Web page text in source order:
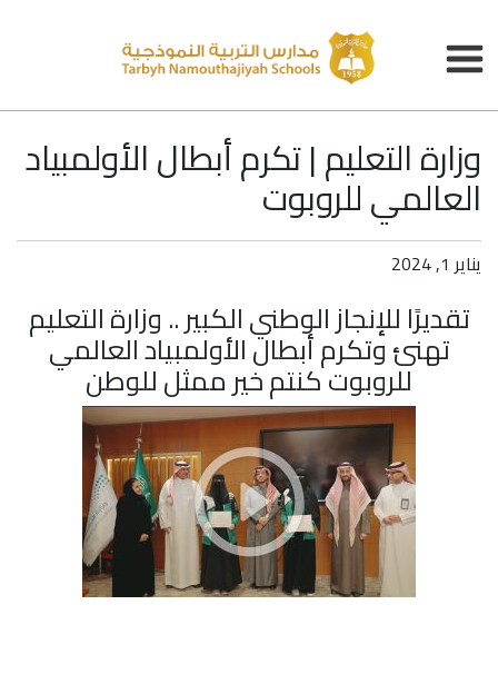
وزارة التعليم | تكرم أبطال الأولمبياد
العالمي للروبوت
يناير 1, 2024
تقديرًا للإنجاز الوطني الكبير .. وزارة التعليم
تهنئ وتكرم أبطال الأولمبياد العالمي
للروبوت كنتم خير ممثل للوطن